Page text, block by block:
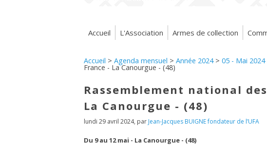
Accueil L'Association Armes de collection
Accueil > Agenda mensuel > Année 2024> 05 - Mai 2024
France - La Canourgue - (48)
Rassemblement national
La Canourgue - (48)
lundi 29 avril 2024, par Jean-Jacques BUIGNE fondateur de l’UFA
Du 9 au 12 mai - La Canourgue - (48)